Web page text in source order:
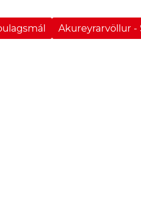
Akureyrarvöllur -